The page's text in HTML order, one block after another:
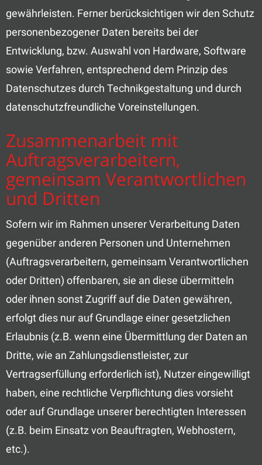
gewährleisten. Ferner berücksichtigen wir den Schutz
personenbezogener Daten bereits bei der
Entwicklung, bzw. Auswahl von Hardware, Software
sowie Verfahren, entsprechend dem Prinzip des
Datenschutzes durch Technikgestaltung und durch
datenschutzfreundliche Voreinstellungen.
Zusammenarbeit mit
Auftragsverarbeitern,
gemeinsam Verantwortlichen
und Dritten
Sofern wir im Rahmen unserer Verarbeitung Daten
gegenüber anderen Personen und Unternehmen
(Auftragsverarbeitern, gemeinsam Verantwortlichen
oder Dritten) offenbaren, sie an diese übermitteln
oder ihnen sonst Zugriff auf die Daten gewähren,
erfolgt dies nur auf Grundlage einer gesetzlichen
Erlaubnis (z.B. wenn eine Übermittlung der Daten an
Dritte, wie an Zahlungsdienstleister, zur
Vertragserfüllung erforderlich ist), Nutzer eingewilligt
haben, eine rechtliche Verpflichtung dies vorsieht
oder auf Grundlage unserer berechtigten Interessen
(z.B. beim Einsatz von Beauftragten, Webhostern,
etc.).